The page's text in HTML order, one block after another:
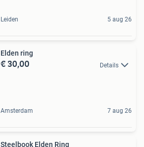
Leiden 5 aug 26
Elden ring
€ 30,00 Details
Amsterdam 7 aug 26
Steelbook Elden Ring